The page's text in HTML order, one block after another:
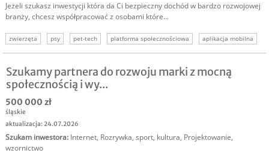
Jeżeli szukasz inwestycji która da Ci bezpieczny dochód w bardzo rozwojowej
branży, chcesz współpracować z osobami które...
zwierzęta psy pet-tech platforma społecznościowa
aplikacja mobilna
marketplace
usługi dla zwierząt
Szukamy partnera do rozwoju marki z mocną
społecznością i wy...
500 000 zł
śląskie
aktualizacja: 24.07.2026
Szukam inwestora: Internet, Rozrywka, sport, kultura, Projektowanie,
wzornictwo